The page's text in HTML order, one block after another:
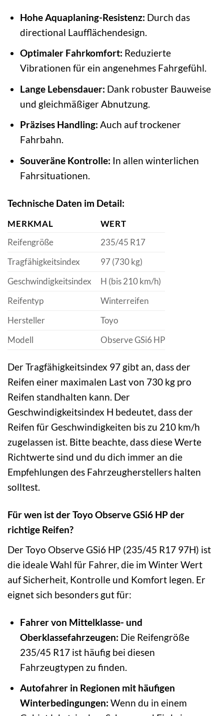
Hohe Aquaplaning-Resistenz: Durch das
directional Laufflächendesign.
Optimaler Fahrkomfort: Reduzierte
Vibrationen für ein angenehmes Fahrgefühl.
Lange Lebensdauer: Dank robuster Bauweise
und gleichmäßiger Abnutzung.
Präzises Handling: Auch auf trockener
Fahrbahn.
Souveräne Kontrolle: In allen winterlichen
Fahrsituationen.
Technische Daten im Detail:
MERKMAL
WERT
Reifengröße
235/45 R17
Tragfähigkeitsindex
97 (730 kg)
Geschwindigkeitsindex
H (bis 210 km/h)
Reifentyp
Winterreifen
Hersteller
Toyo
Modell
Observe GSi6 HP
Der Tragfähigkeitsindex 97 gibt an, dass der
Reifen einer maximalen Last von 730 kg pro
Reifen standhalten kann. Der
Geschwindigkeitsindex H bedeutet, dass der
Reifen für Geschwindigkeiten bis zu 210 km/h
zugelassen ist. Bitte beachte, dass diese Werte
Richtwerte sind und du dich immer an die
Empfehlungen des Fahrzeugherstellers halten
solltest.
Für wen ist der Toyo Observe GSi6 HP der
richtige Reifen?
Der Toyo Observe GSi6 HP (235/45 R17 97H) ist
die ideale Wahl für Fahrer, die im Winter Wert
auf Sicherheit, Kontrolle und Komfort legen. Er
eignet sich besonders gut für:
Fahrer von Mittelklasse- und
Oberklassefahrzeugen: Die Reifengröße
235/45 R17 ist häufig bei diesen
Fahrzeugtypen zu finden.
Autofahrer in Regionen mit häufigen
Winterbedingungen: Wenn du in einem